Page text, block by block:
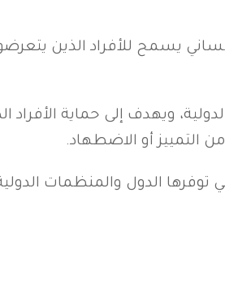
يسمح للأفراد الذين
ويهدف إلى حماية
من التمييز أو الاضطهاد.
توفرها الدول والمنظمات